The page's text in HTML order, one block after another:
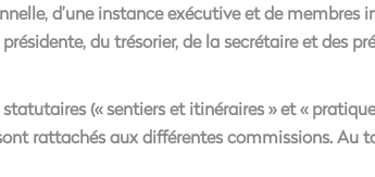
d’une instance exécutive et de
du trésorier, de la secrétaire et des
(« sentiers et itinéraires » et «
rattachés aux différentes commissions. Au